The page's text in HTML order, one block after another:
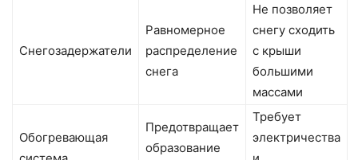
Снегозадержатели
Равномерное
распределение
снега
Не позволяет
снегу сходить
с крыши
большими
массами
Обогревающая
Предотвращает
образование
Требует
электричества